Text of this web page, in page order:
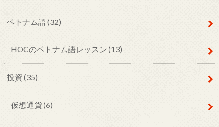
ベトナム語(32)
HOCのベトナム語レッスン (13)
投資 (35)
仮想通貨(6)